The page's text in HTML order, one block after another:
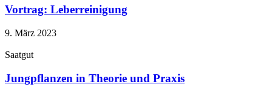
Vortrag: Leberreinigung
9. März 2023
Saatgut
Jungpflanzen in Theorie und Praxis